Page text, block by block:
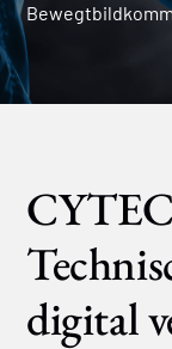
digital